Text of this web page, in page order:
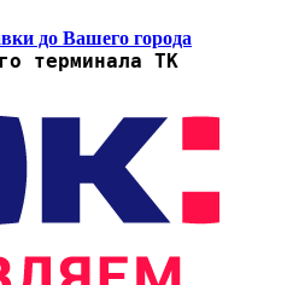
до Вашего города
терминала ТК